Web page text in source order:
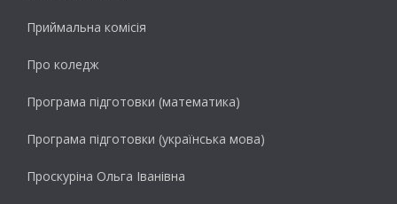
Приймальна комісія
Про коледж
Програма підготовки (математика)
Програма підготовки (українська мова)
Проскуріна Ольга Іванівна